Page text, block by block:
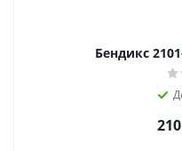
Бендикс
210